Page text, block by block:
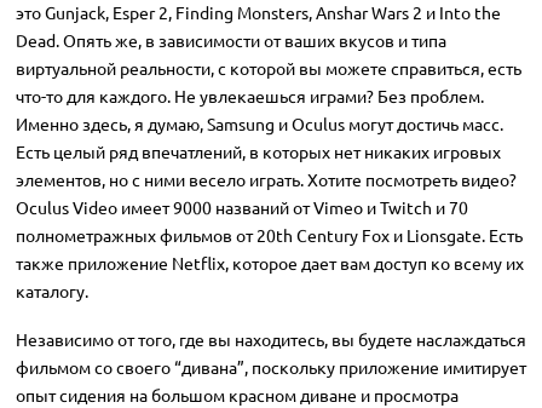
это Gunjack, Esper 2, Finding Monsters, Anshar Wars 2 и Into the
Dead. Опять же, в зависимости от ваших вкусов и типа
виртуальной реальности, с которой вы можете справиться, есть
что-то для каждого. Не увлекаешься играми? Без проблем.
Именно здесь, я думаю, Samsung и Oculus могут достичь масс.
Есть целый ряд впечатлений, в которых нет никаких игровых
элементов, но с ними весело играть. Хотите посмотреть видео?
Oculus Video имеет 9000 названий от Vimeo и Twitch и 70
полнометражных фильмов от 20th Century Fox и Lionsgate. Есть
также приложение Netflix, которое дает вам доступ ко всему их
каталогу.
Независимо от того, где вы находитесь, вы будете наслаждаться
фильмом со своего “дивана”, поскольку приложение имитирует
опыт сидения на большом красном диване и просмотра